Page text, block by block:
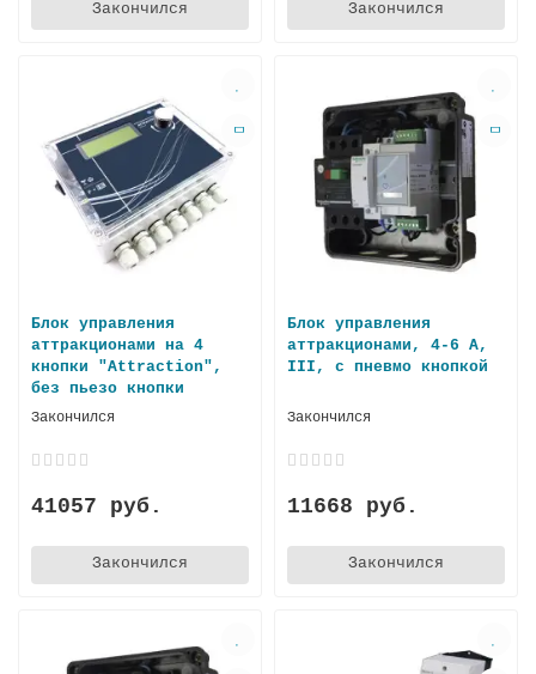
Закончился Закончился
Блок управления
аттракционами на 4
кнопки "Attraction",
без пьезо кнопки
Закончился
41057 руб.
Закончился
Блок управления
аттракционами, 4-6 А,
III, с пневмо кнопкой
Закончился
11668 руб.
Закончился